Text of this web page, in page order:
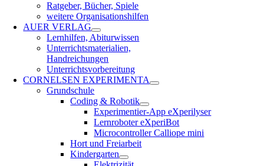
Ratgeber, Bücher, Spiele
weitere Organisationshilfen
AUER VERLAG
Lernhilfen, Abiturwissen
Unterrichtsmaterialien,
Handreichungen
Unterrichtsvorbereitung
CORNELSEN EXPERIMENTA
Grundschule
Coding & Robotik
Experimentier-App eXperilyser
Lernroboter eXperiBot
Microcontroller Calliope mini
Hort und Freiarbeit
Kindergarten